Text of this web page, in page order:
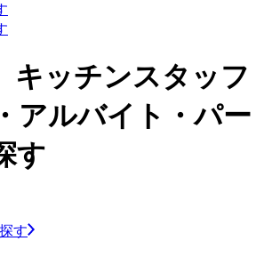
キッチンスタッフ
アルバイト・パー
す
す